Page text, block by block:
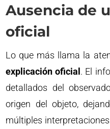
Ausencia de
oficial
Lo que más llama la
explicación oficial . El
detallados del
origen del objeto,
múltiples